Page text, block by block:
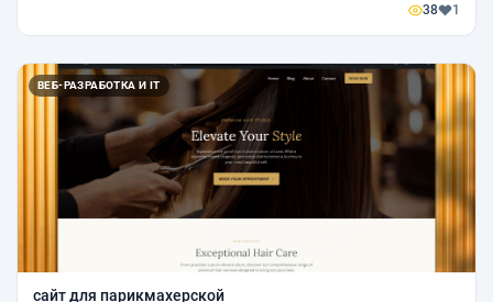
38 1
ВЕБ-РАЗРАБОТКА И IT
сайт для парикмахерской